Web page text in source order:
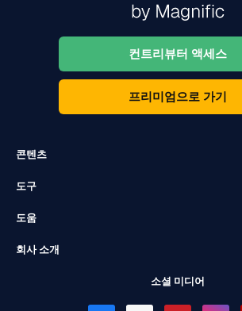
컨트리뷰터 액세스
프리미엄으로 가기
콘텐츠
도구
도움
회사 소개
소셜 미디어